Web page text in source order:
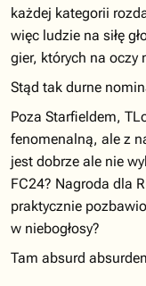
każdej kategorii
więc ludzie na siłę
gier, których na oczy
Stąd tak durne
Poza Starfieldem,
fenomenalną, ale z
jest dobrze ale nie
FC24? Nagroda dla
praktycznie
w niebogłosy?
Tam absurd